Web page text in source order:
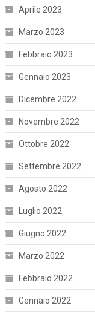
Aprile 2023
Marzo 2023
Febbraio 2023
Gennaio 2023
Dicembre 2022
Novembre 2022
Ottobre 2022
Settembre 2022
Agosto 2022
Luglio 2022
Giugno 2022
Marzo 2022
Febbraio 2022
Gennaio 2022